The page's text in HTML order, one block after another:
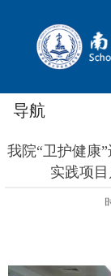
导航
我院“卫护健康
实践项